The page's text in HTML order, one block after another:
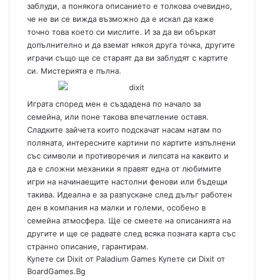
заблуди, а понякога описанието е толкова очевидно,
че не ви се вижда възможно да е искал да каже
точно това което си мислите. И за да ви объркат
допълнително и да вземат някоя друга точка, другите
играчи също ще се стараят да ви заблудят с картите
си. Мистерията е пълна.
Играта според мен е създадена по начало за
семейна, или поне такова впечатление оставя.
Сладките зайчета които подскачат насам натам по
поляната, интересните картини по картите изпълнени
със символи и противоречия и липсата на каквито и
да е сложни механики я правят една от любимите
игри на начинаещите настолни фенови или бъдещи
такива. Идеална е за разпускане след дълъг работен
ден в компания на малки и големи, особено в
семейна атмосфера. Ще се смеете на описанията на
другите и ще се радвате след всяка позната карта със
странно описание, гарантирам.
Купете си Dixit от Paladium Games Купете си Dixit от
BoardGames.Bg